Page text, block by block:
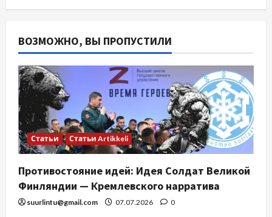
ВОЗМОЖНО, ВЫ ПРОПУСТИЛИ
Статьи Статьи Artikkeli
Противостояние идей: Идея Солдат Великой
Финляндии — Кремлевского нарратива
suurlintu@gmail.com 07.07.2026 0